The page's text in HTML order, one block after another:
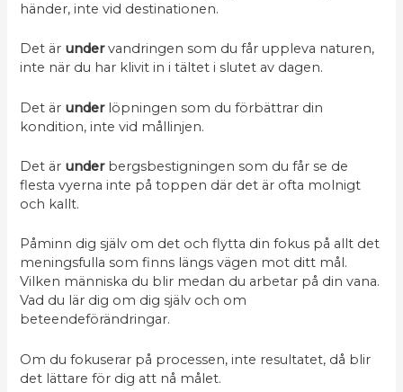
händer, inte vid destinationen.
Det är undervandringen som du får uppleva naturen,
inte när du har klivit in i tältet i slutet av dagen.
Det är under löpningen som du förbättrar din
kondition, inte vid mållinjen.
Det är under bergsbestigningen som du får se de
flesta vyerna inte på toppen där det är ofta molnigt
och kallt.
Påminn dig själv om det och flytta din fokus på allt det
meningsfulla som finns längs vägen mot ditt mål.
Vilken människa du blir medan du arbetar på din vana.
Vad du lär dig om dig själv och om
beteendeförändringar.
Om du fokuserar på processen, inte resultatet, då blir
det lättare för dig att nå målet.